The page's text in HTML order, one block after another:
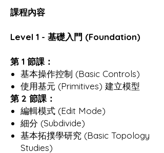
課程內容
Level 1 - 基礎入門 (Foundation)
第 1 節課：
基本操作控制 (Basic Controls)
使用基元 (Primitives) 建立模型
第 2 節課：
編輯模式 (Edit Mode)
細分 (Subdivide)
基本拓撲學研究 (Basic Topology
Studies)